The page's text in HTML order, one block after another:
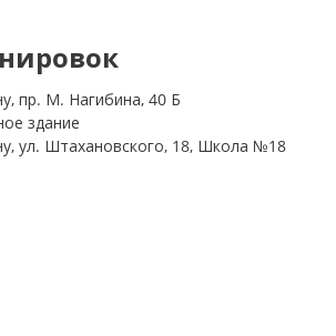
пр. М. Нагибина, 40 Б
здание
ул. Штахановского, 18, Школа №18